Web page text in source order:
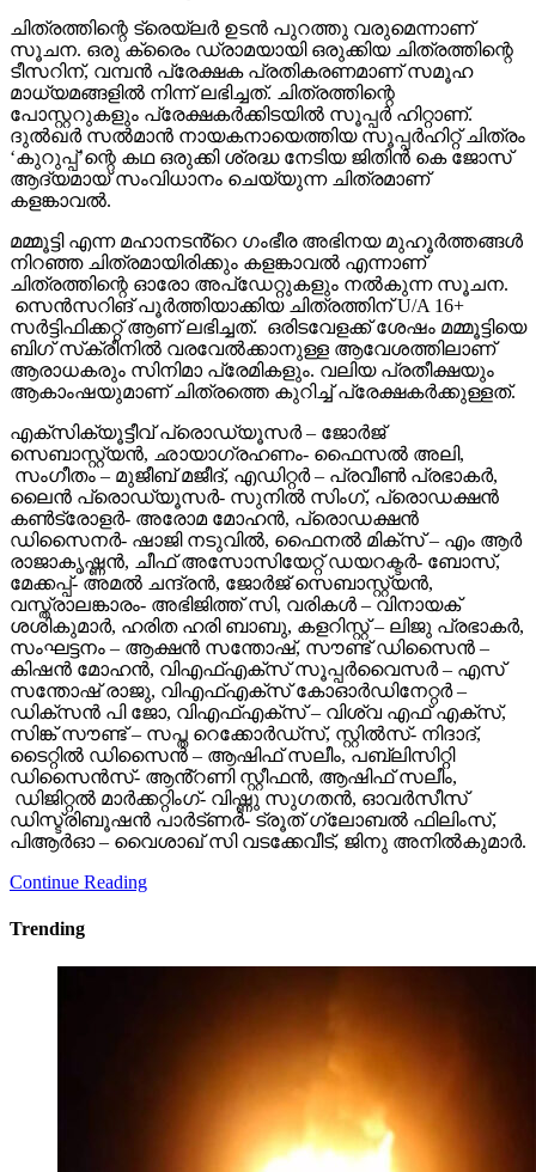
ചിത്രത്തിന്റെ ട്രെയ്‌ലർ ഉടൻ പുറത്തു വരുമെന്നാണ്
സൂചന. ഒരു ക്രൈം ഡ്രാമയായി ഒരുക്കിയ ചിത്രത്തിന്റെ
ടീസറിന്, വമ്പൻ പ്രേക്ഷക പ്രതികരണമാണ് സമൂഹ
മാധ്യമങ്ങളിൽ നിന്ന് ലഭിച്ചത്. ചിത്രത്തിന്റെ
പോസ്റ്ററുകളും പ്രേക്ഷകർക്കിടയിൽ സൂപ്പർ ഹിറ്റാണ്.
ദുൽഖർ സൽമാൻ നായകനായെത്തിയ സൂപ്പർഹിറ്റ് ചിത്രം
‘കുറുപ്പ്’ന്റെ കഥ ഒരുക്കി ശ്രദ്ധ നേടിയ ജിതിൻ കെ ജോസ്
ആദ്യമായ് സംവിധാനം ചെയ്യുന്ന ചിത്രമാണ്
കളങ്കാവൽ.
മമ്മൂട്ടി എന്ന മഹാനടൻ്റെ ഗംഭീര അഭിനയ മുഹൂർത്തങ്ങൾ
നിറഞ്ഞ ചിത്രമായിരിക്കും കളങ്കാവൽ എന്നാണ്
ചിത്രത്തിന്റെ ഓരോ അപ്‌ഡേറ്റുകളും നൽകുന്ന സൂചന.
സെൻസറിങ് പൂർത്തിയാക്കിയ ചിത്രത്തിന് U/A 16+
സർട്ടിഫിക്കറ്റ് ആണ് ലഭിച്ചത്. ഒരിടവേളക്ക് ശേഷം മമ്മൂട്ടിയെ
ബിഗ് സ്‌ക്രീനിൽ വരവേൽക്കാനുള്ള ആവേശത്തിലാണ്
ആരാധകരും സിനിമാ പ്രേമികളും. വലിയ പ്രതീക്ഷയും
ആകാംഷയുമാണ് ചിത്രത്തെ കുറിച്ച് പ്രേക്ഷകർക്കുള്ളത്.
എക്സിക്യൂട്ടീവ് പ്രൊഡ്യൂസർ – ജോർജ്
സെബാസ്റ്റ്യൻ, ഛായാഗ്രഹണം- ഫൈസൽ അലി,
സംഗീതം – മുജീബ് മജീദ്, എഡിറ്റർ – പ്രവീൺ പ്രഭാകർ,
ലൈൻ പ്രൊഡ്യൂസർ- സുനിൽ സിംഗ്, പ്രൊഡക്ഷൻ
കൺട്രോളർ- അരോമ മോഹൻ, പ്രൊഡക്ഷൻ
ഡിസൈനർ- ഷാജി നടുവിൽ, ഫൈനൽ മിക്സ് – എം ആർ
രാജാകൃഷ്ണൻ, ചീഫ് അസോസിയേറ്റ് ഡയറക്ടർ- ബോസ്,
മേക്കപ്പ്- അമൽ ചന്ദ്രൻ, ജോർജ് സെബാസ്റ്റ്യൻ,
വസ്ത്രാലങ്കാരം- അഭിജിത്ത് സി, വരികൾ – വിനായക്
ശശികുമാർ, ഹരിത ഹരി ബാബു, കളറിസ്റ്റ് – ലിജു പ്രഭാകർ,
സംഘട്ടനം – ആക്ഷൻ സന്തോഷ്, സൗണ്ട് ഡിസൈൻ –
കിഷൻ മോഹൻ, വിഎഫ്എക്സ് സൂപ്പർവൈസർ – എസ്
സന്തോഷ് രാജു, വിഎഫ്എക്സ് കോഓർഡിനേറ്റർ –
ഡിക്സൻ പി ജോ, വിഎഫ്എക്സ് – വിശ്വ എഫ് എക്സ്,
സിങ്ക് സൗണ്ട് – സപ്ത റെക്കോർഡ്സ്, സ്റ്റിൽസ്- നിദാദ്,
ടൈറ്റിൽ ഡിസൈൻ – ആഷിഫ് സലീം, പബ്ലിസിറ്റി
ഡിസൈൻസ്- ആൻ്റണി സ്റ്റീഫൻ, ആഷിഫ് സലീം,
ഡിജിറ്റൽ മാർക്കറ്റിംഗ്- വിഷ്ണു സുഗതൻ, ഓവർസീസ്
ഡിസ്ട്രിബൂഷൻ പാർട്ണർ- ട്രൂത് ഗ്ലോബൽ ഫിലിംസ്,
പിആർഓ – വൈശാഖ് സി വടക്കേവീട്, ജിനു അനിൽകുമാർ.
Continue Reading
Trending